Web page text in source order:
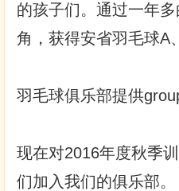
的孩子们。通过一年
角，获得安省羽毛球A
羽毛球俱乐部提供
现在对2016年度秋季
们加入我们的俱乐部。